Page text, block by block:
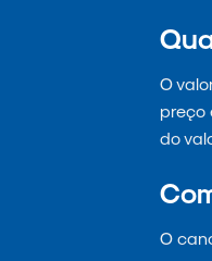
O
preço
do
O